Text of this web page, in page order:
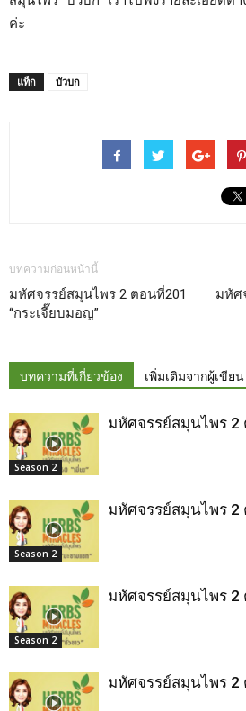
ค่ะ
แท็ก บัวบก
บทความก่อนหน้านี้
มหัศจรรย์สมุนไพร 2 ตอนที่201
“กระเจี๊ยบมอญ”
มหัศ
บทความที่เกี่ยวข้อง เพิ่มเติมจากผู้เขียน
Season 2
มหัศจรรย์สมุนไพร 2
Season 2
มหัศจรรย์สมุนไพร 2
Season 2
มหัศจรรย์สมุนไพร 2
มหัศจรรย์สมุนไพร 2